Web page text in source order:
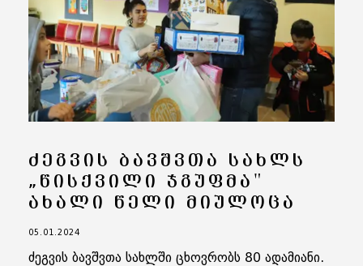
ᲫᲔᲒᲕᲘᲡ ᲑᲐᲕᲨᲕᲗᲐ ᲡᲐᲮᲚᲡ
„ᲬᲘᲡᲥᲕᲘᲚᲘ ᲯᲒᲣᲤᲛᲐ"
ᲐᲮᲐᲚᲘ ᲬᲔᲚᲘ ᲛᲘᲣᲚᲝᲪᲐ
05.01.2024
ძეგვის ბავშვთა სახლში ცხოვრობს 80 ადამიანი.